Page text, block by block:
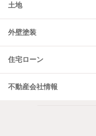
土地
外壁塗装
住宅ローン
不動産会社情報